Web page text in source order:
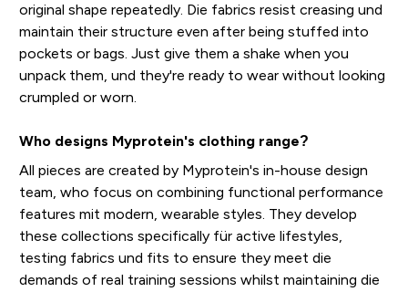
original shape repeatedly. Die fabrics resist creasing und
maintain their structure even after being stuffed into
pockets or bags. Just give them a shake when you
unpack them, und they're ready to wear without looking
crumpled or worn.
Who designs Myprotein's clothing range?
All pieces are created by Myprotein's in-house design
team, who focus on combining functional performance
features mit modern, wearable styles. They develop
these collections specifically für active lifestyles,
testing fabrics und fits to ensure they meet die
demands of real training sessions whilst maintaining die